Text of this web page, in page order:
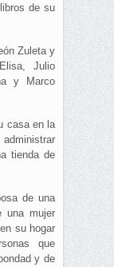
de su
Zuleta y
Julio
y Marco
casa en la
tienda de
de una
una mujer
su hogar
que
y de